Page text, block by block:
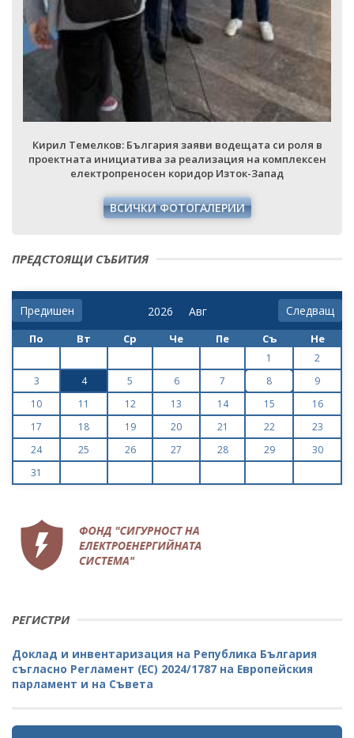
Кирил Темелков: България заяви водещата си роля в
проектната инициатива за реализация на комплексен
електропреносен коридор Изток-Запад
ВСИЧКИ ФОТОГАЛЕРИИ
ПРЕДСТОЯЩИ СЪБИТИЯ
Предишен Следващ
По Вт Ср Че Пе Съ Не
1
2
3
4 5 6 7 8
9
10
11 12 13 14 15
16
17
18 19 20 21 22
23
24
25 26 27 28 29
30
31
РЕГИСТРИ
Доклад и инвентаризация на Република България
съгласно Регламент (ЕС) 2024/1787 на Европейския
парламент и на Съвета